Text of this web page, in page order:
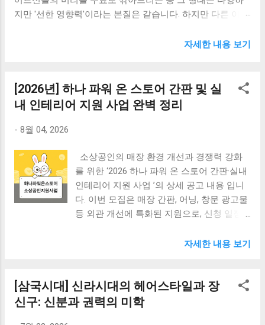
지만 '선한 영향력'이라는 본질은 같습니다. 하지만 다른 이를
하기도 버거운 소상공인들에게는 더더욱 그렇습니다. 이런
특별한 사업이 있습니다. 바로 우리금융그룹의 "우리동네 선
한가게"입니다. 오늘은 2026년도 최신 정보에 근거하여 이 사
업에 참여하고 싶은 소상공인 여러분들을 위해 지원 자격부
터 신청 방법, 기간, 그리고 정확한 분석까지 한눈에 확인하실
에 작은 힘이 되기를 바랍니다. 우리동네 선한가게 지원 사업
■ 목차 1. "우리동네 선한가게" 사업이란? (사업 취지와 핵심)
2. 누가 신청할 수 있나요? (지원 자격 및 선정 기준) 3. 무엇을
지원받나요? (2026년 맞춤형 종합 지원 내용) 4. 어떻게, 언제
신청하나요? (신청 기간 및 최신 절차) 5. 전문가 분석 및 내
업이란? (사업 취지와 핵심) 이 사업은 우리금융그룹(우리은
높은 가게를 돕는 것이 아닙니다. 핵심은 '선행(善行)'입니다.
사업의 취지는 명확합니다. "지역사회에서 선한 영향력을 실
자세한 내용 보기
[2026년] 하나 파워 온 스토어 간판 및 실
내 인테리어 지원 사업 완벽 정리
- 8월 04, 2026
소상공인의 매장 환경 개선과 경쟁력 강화
를 위한 ‘2026 하나 파워 온 스토어 간판·실내
인테리어 지원 사업 ’의 상세 공고 내용 입니
다. 이번 모집은 매장 간판, 어닝, 창문 광고물
등 외관 개선에 특화된 지원으로, 신청 일정
바랍니다 . 하나파워온스토어 지원 사업 목
비 팁 사업 진행 절차 및 지원금 신청 [현장 노
하우] 서류 심사 합격 및 시공 주의사항 1. 핵
자세한 내용 보기
[삼국시대] 신라시대의 헤어스타일과 장
신구: 신분과 권력의 미학